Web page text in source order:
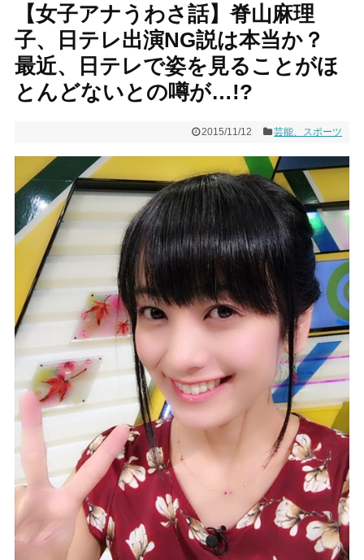
【女子アナうわさ話】脊山麻理
子、日テレ出演NG説は本当か？
最近、日テレで姿を見ることがほ
とんどないとの噂が…!?
2015/11/12 芸能、スポーツ